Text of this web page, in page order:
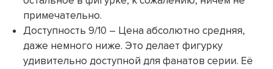
примечательно.
Доступность 9/10 – Цена абсолютно средняя,
даже немного ниже. Это делает фигурку
удивительно доступной для фанатов серии. Её